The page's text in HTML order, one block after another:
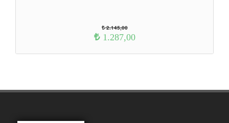
2.145,00
1.287,00